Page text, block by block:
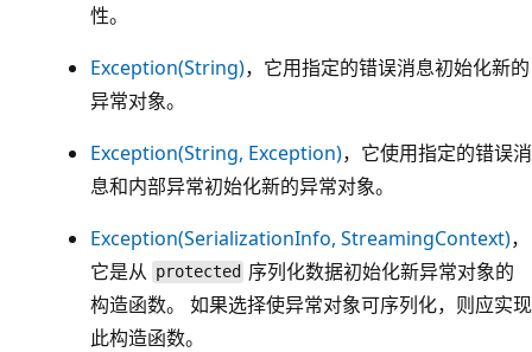
性。
Exception(String)，它用指定的错误消息初始化新的
异常对象。
Exception(String, Exception)，它使用指定的错误消
息和内部异常初始化新的异常对象。
Exception(SerializationInfo, StreamingContext)，
它是从 protected 序列化数据初始化新异常对象的
构造函数。 如果选择使异常对象可序列化，则应实现
此构造函数。